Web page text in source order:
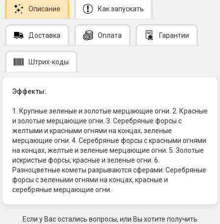
Описание Как запускать
Доставка Оплата Гарантии
Штрих-коды
Эффекты:
1. Крупные зеленые и золотые мерцающие огни. 2. Красные
и золотые мерцающие огни. 3. Серебряные форсы с
желтыми и красными огнями на концах, зеленые
мерцающие огни. 4. Серебряные форсы с красными огнями
на концах, желтые и зеленые мерцающие огни. 5. Золотые
искристые форсы, красные и зеленые огни. 6.
Разноцветные кометы разрываются сферами: Серебряные
форсы с зелеными огнями на концах, красные и
серебряные мерцающие огни.
Если у Вас остались вопросы, или Вы хотите получить